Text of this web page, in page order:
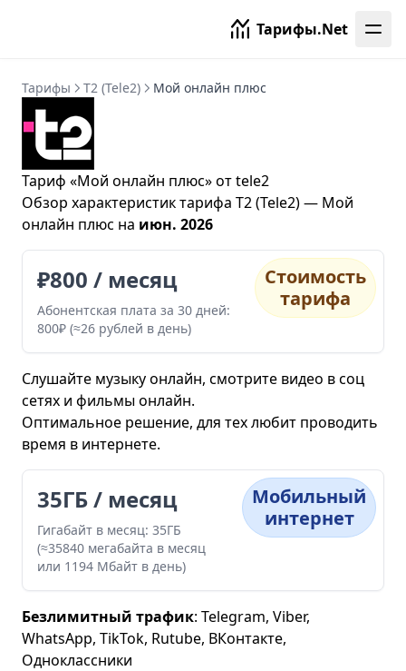
Тарифы.Net
Тарифы T2 (Tele2) Мой онлайн плюс
Тариф «Мой онлайн плюс» от tele2
Обзор характеристиктарифа T2 (Tele2)— Мой
онлайн плюс на июн. 2026
Стоимость
тарифа
₽800 / месяц
Абонентская плата за 30 дней:
800₽ (≈26 рублей в день)
Слушайте музыку онлайн, смотрите видео в соц
сетях и фильмы онлайн.
Оптимальное решение, для тех любит проводить
время в интернете.
Мобильный
интернет
35ГБ / месяц
Гигабайт в месяц: 35ГБ
(≈35840 мегабайта в месяц
или 1194 Мбайт в день)
Безлимитный трафик: Telegram, Viber,
WhatsApp, TikTok, Rutube, ВКонтакте,
Одноклассники